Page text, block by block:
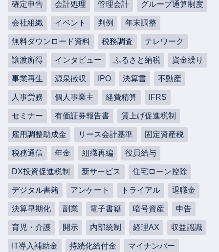
確定申告 会計処理 管理会計 グループ通算制度
会社組織 イベント 判例 年末調整
無料ダウンロード資料 税務調査 テレワーク
譲渡所得 インタビュー ふるさと納税 資金繰り
事業再生 源泉徴収 IPO 決算書 不動産
人事労務 個人事業主 経費精算 IFRS
セミナー 有価証券報告書 賃上げ促進税制
雇用調整助成金 リース会計基準 固定資産税
税務通信 年金 組織再編 役員給与
DX投資促進税制 新サービス 住宅ローン控除
デジタル書籍 アンケート トライアル 退職金
決算早期化 副業 電子書籍 暗号資産 申告
育児・介護 開示 内部統制 経理AX 収益認識
IT導入補助金 持続化給付金 マイナンバー